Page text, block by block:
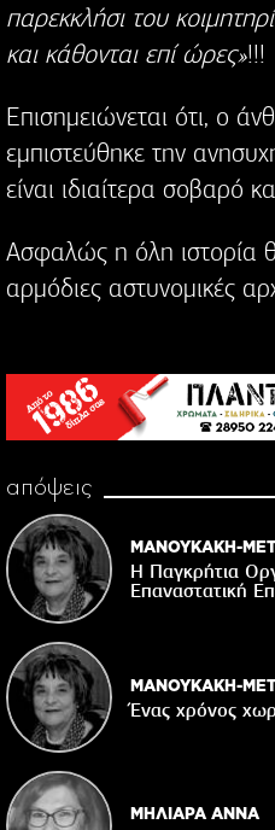
παρεκκλήσι του
και κάθονται επί ώρες»!!!
Επισημειώνεται ότι, ο
εμπιστεύθηκε την
είναι ιδιαίτερα σοβαρό
Ασφαλώς η όλη ιστορία
αρμόδιες αστυνομικές
απόψεις
ΜΑΝΟΥΚΑΚΗ-
Η Παγκρήτια
Επαναστατική
ΜΑΝΟΥΚΑΚΗ-
Ένας χρόνος
ΜΗΛΙΑΡΑ ΑΝΝΑ